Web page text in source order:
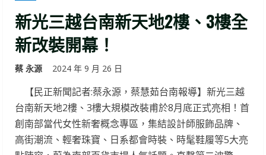
新光三越台南新天地2樓、3樓全
新改裝開幕！
蔡 永源 2024 年 9 月 26 日
【民正新聞記者:蔡永源，蔡慧茹台南報導】新光三越
台南新天地2樓、3樓大規模改裝甫於8月底正式亮相！首
創南部當代女性新奢概念專區，集結設計師服飾品牌、
高街潮流、輕奢珠寶、日系都會時裝、時髦鞋履等5大亮